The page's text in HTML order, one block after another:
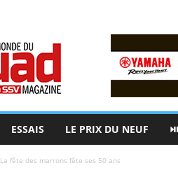
ESSAIS LE PRIX DU NEUF
La fête des marrons fête ses 50 ans